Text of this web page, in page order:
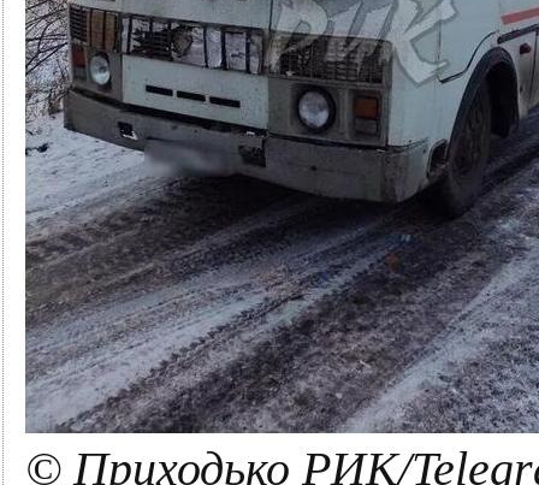
© Приходько РИК/